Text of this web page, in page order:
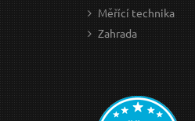
Měřící technika
Zahrada